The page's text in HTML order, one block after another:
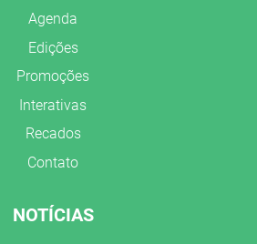
Agenda
Edições
Promoções
Interativas
Recados
Contato
NOTÍCIAS